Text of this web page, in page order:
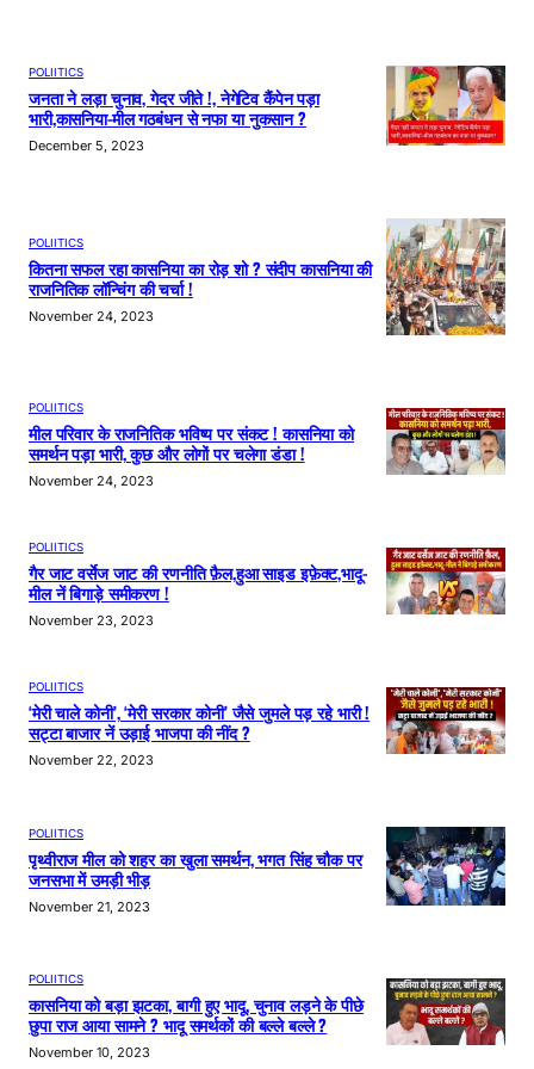
POLIITICS
जनता ने लड़ा चुनाव, गेदर जीते !, नेगेटिव कैंपेन पड़ा
भारी,कासनिया-मील गठबंधन से नफा या नुकसान ?
December 5, 2023
POLIITICS
कितना सफल रहा कासनिया का रोड़ शो ? संदीप कासनिया की
राजनितिक लॉन्चिंग की चर्चा !
November 24, 2023
POLIITICS
मील परिवार के राजनितिक भविष्य पर संकट ! कासनिया को
समर्थन पड़ा भारी, कुछ और लोगों पर चलेगा डंडा !
November 24, 2023
POLIITICS
गैर जाट वर्सेज जाट की रणनीति फ़ैल,हुआ साइड इफ़ेक्ट,भादू-
मील नें बिगाड़े समीकरण !
November 23, 2023
POLIITICS
‘मेरी चाले कोनी’, ‘मेरी सरकार कोनी’ जैसे जुमले पड़ रहे भारी !
सट्टा बाजार नें उड़ाई भाजपा की नींद ?
November 22, 2023
POLIITICS
पृथ्वीराज मील को शहर का खुला समर्थन, भगत सिंह चौक पर
जनसभा में उमड़ी भीड़
November 21, 2023
POLIITICS
कासनिया को बड़ा झटका, बागी हुए भादू, चुनाव लड़ने के पीछे
छुपा राज आया सामने ? भादू समर्थकों की बल्ले बल्ले ?
November 10, 2023